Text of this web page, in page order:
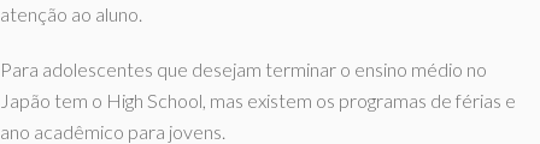
atenção ao aluno.
Para adolescentes que desejam terminar o ensino médio no
Japão tem o High School, mas existem os programas de férias e
ano acadêmico para jovens.